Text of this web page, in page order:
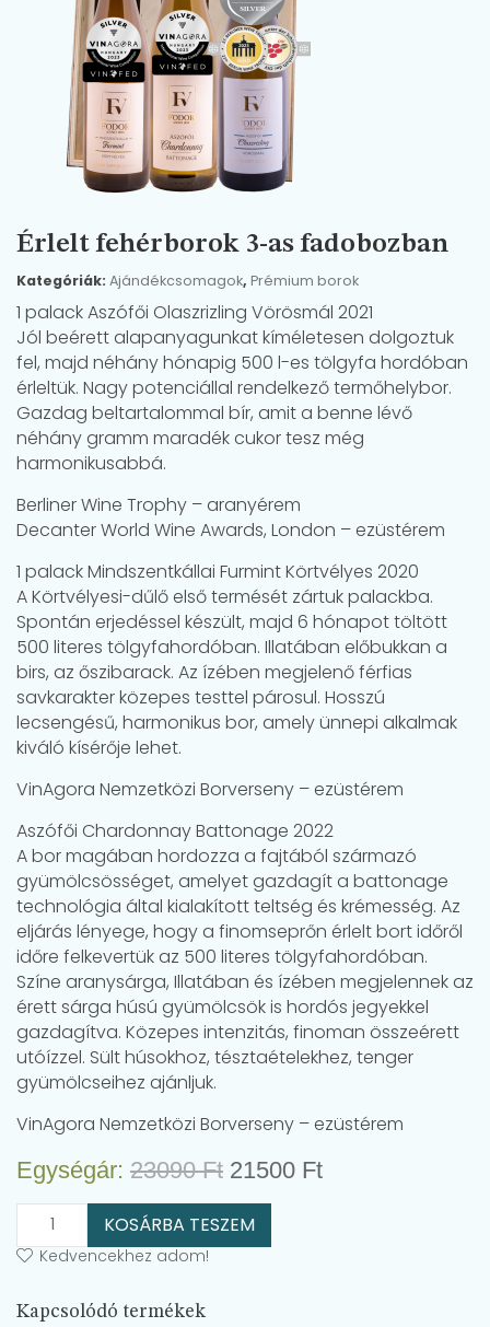
Érlelt fehérborok 3-as fadobozban
Kategóriák: Ajándékcsomagok, Prémium borok
1 palack Aszófői Olaszrizling Vörösmál 2021
Jól beérett alapanyagunkat kíméletesen dolgoztuk
fel, majd néhány hónapig 500 l-es tölgyfa hordóban
érleltük. Nagy potenciállal rendelkező termőhelybor.
Gazdag beltartalommal bír, amit a benne lévő
néhány gramm maradék cukor tesz még
harmonikusabbá.
Berliner Wine Trophy – aranyérem
Decanter World Wine Awards, London – ezüstérem
1 palack Mindszentkállai Furmint Körtvélyes 2020
A Körtvélyesi-dűlő első termését zártuk palackba.
Spontán erjedéssel készült, majd 6 hónapot töltött
500 literes tölgyfahordóban. Illatában előbukkan a
birs, az őszibarack. Az ízében megjelenő férfias
savkarakter közepes testtel párosul. Hosszú
lecsengésű, harmonikus bor, amely ünnepi alkalmak
kiváló kísérője lehet.
VinAgora Nemzetközi Borverseny – ezüstérem
Aszófői Chardonnay Battonage 2022
A bor magában hordozza a fajtából származó
gyümölcsösséget, amelyet gazdagít a battonage
technológia által kialakított teltség és krémesség. Az
eljárás lényege, hogy a finomseprőn érlelt bort időről
időre felkevertük az 500 literes tölgyfahordóban.
Színe aranysárga, Illatában és ízében megjelennek az
érett sárga húsú gyümölcsök is hordós jegyekkel
gazdagítva. Közepes intenzitás, finoman összeérett
utóízzel. Sült húsokhoz, tésztaételekhez, tenger
gyümölcseihez ajánljuk.
VinAgora Nemzetközi Borverseny – ezüstérem
Egységár: 23090Ft Original
price
was:
21500 FtCurrent
KOSÁRBA TESZEM
Kedvencekhez adom!
Kapcsolódó termékek